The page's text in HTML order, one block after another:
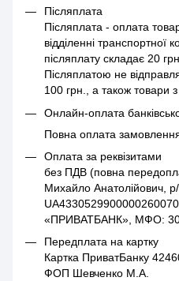
Післяплата
Післяплата - оплата
відділенні транспортної
післяплату складає 20
Післяплатою не
100 грн., а також товари з
Онлайн-оплата
Повна оплата
Оплата за реквізитами
без ПДВ (повна
Михайло Анатолійович,
«ПРИВАТБАНК», МФО:
Передплата на картку
Картка ПриватБанку
ФОП Шевченко М.А.